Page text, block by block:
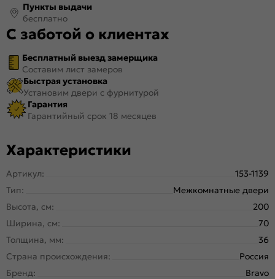
Пункты выдачи
бесплатно
С заботой о клиентах
Бесплатный выезд замерщика
Составим лист замеров
Быстрая установка
Установим двери с фурнитурой
Гарантия
Гарантийный срок 18 месяцев
Характеристики
Артикул:
153-1139
Тип:
Межкомнатные двери
Высота, см:
200
Ширина, см:
70
Толщина, мм:
36
Страна происхождения:
Россия
Бренд:
Bravo